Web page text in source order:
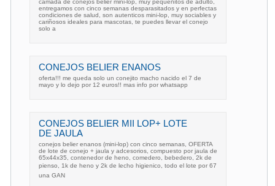
camada de conejos belier mini-lop, muy pequeñitos de adulto,
entregamos con cinco semanas desparasitados y en perfectas
condiciones de salud, son autenticos mini-lop, muy sociables y
cariñosos ideales para mascotas, te puedes llevar el conejo
solo a
CONEJOS BELIER ENANOS
oferta!!! me queda solo un conejito macho nacido el 7 de
mayo y lo dejo por 12 euros!! mas info por whatsapp
CONEJOS BELIER MII LOP+ LOTE
DE JAULA
conejos belier enanos (mini-lop) con cinco semanas, OFERTA
de lote de conejo + jaula y adcesorios, compuesto por jaula de
65x44x35, contenedor de heno, comedero, bebedero, 2k de
pienso, 1k de heno y 2k de lecho higienico, todo el lote por 67
una GAN